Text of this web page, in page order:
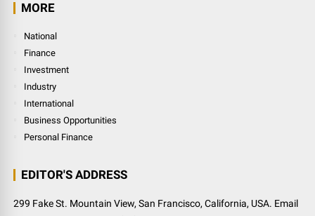
MORE
National
Finance
Investment
Industry
International
Business Opportunities
Personal Finance
EDITOR'S ADDRESS
299 Fake St. Mountain View, San Francisco, California, USA. Email